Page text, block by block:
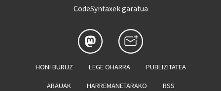
CodeSyntaxek garatua
HONI BURUZ LEGE OHARRA PUBLIZITATEA
ARAUAK HARREMANETARAKO RSS